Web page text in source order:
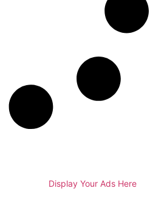
Display Your Ads Here